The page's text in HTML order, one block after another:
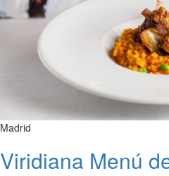
Madrid
Viridiana Menú